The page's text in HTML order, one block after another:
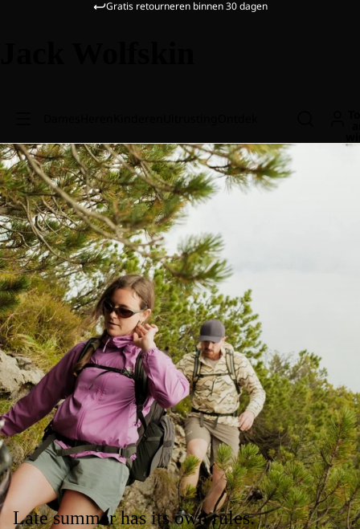
Gratis retourneren binnen 30 dagen
Late summer has its own rules.